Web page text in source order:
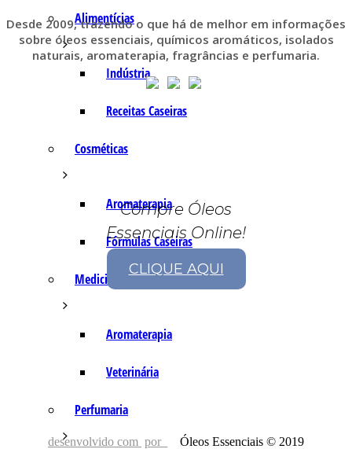
Alimentícias
Indústria
Receitas Caseiras
Cosméticas
Aromaterapia
Fórmulas Caseiras
Medicinais
Aromaterapia
Veterinária
Perfumaria
Desde 2009, trazendo o que há de melhor em informações
sobre óleos essenciais, químicos aromáticos, isolados
naturais, aromaterapia, fragrâncias e perfumaria.
Compre Óleos
Essenciais Online!
CLIQUE AQUI
desenvolvido com por Óleos Essenciais © 2019